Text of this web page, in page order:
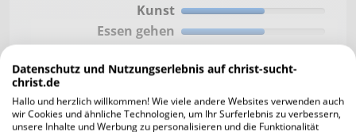
Kunst
Essen gehen
Entspannen
Fernsehen
Datenschutz und Nutzungserlebnis auf christ-sucht-
christ.de
Hallo und herzlich willkommen! Wie viele andere Websites verwenden auch
wir Cookies und ähnliche Technologien, um Ihr Surferlebnis zu verbessern,
unsere Inhalte und Werbung zu personalisieren und die Funktionalität